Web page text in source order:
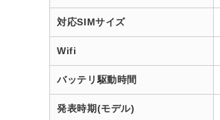
対応SIMサイズ
Wifi
バッテリ駆動時間
発表時期(モデル)